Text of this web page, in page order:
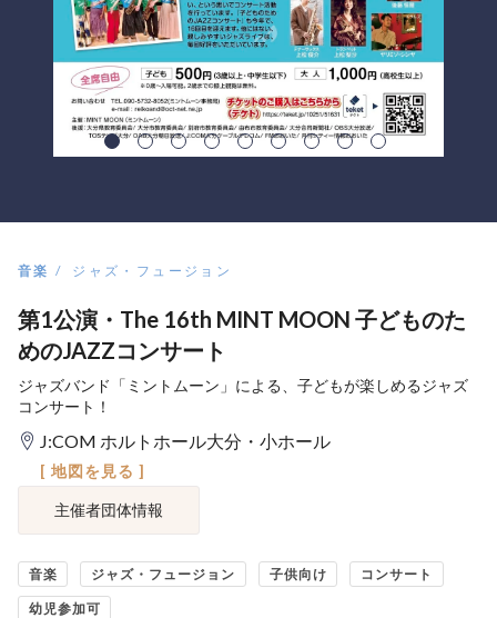
音楽 ジャズ・フュージョン
第1公演・The 16th MINT MOON 子どものた
めのJAZZコンサート
ジャズバンド「ミントムーン」による、子どもが楽しめるジャズ
コンサート！
J:COM ホルトホール大分・小ホール
[ 地図を見る ]
主催者団体情報
音楽 ジャズ・フュージョン 子供向け コンサート
幼児参加可